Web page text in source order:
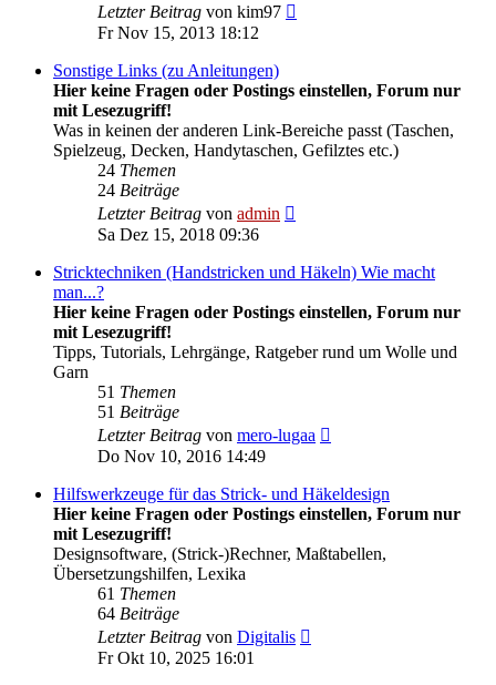
Letzter Beitrag von kim97
Fr Nov 15, 2013 18:12
Sonstige Links (zu Anleitungen)
Hier keine Fragen oder Postings einstellen, Forum nur
mit Lesezugriff!
Was in keinen der anderen Link-Bereiche passt (Taschen,
Spielzeug, Decken, Handytaschen, Gefilztes etc.)
24 Themen
24 Beiträge
Letzter Beitrag von admin
Sa Dez 15, 2018 09:36
Stricktechniken (Handstricken und Häkeln) Wie macht
man...?
Hier keine Fragen oder Postings einstellen, Forum nur
mit Lesezugriff!
Tipps, Tutorials, Lehrgänge, Ratgeber rund um Wolle und
Garn
51 Themen
51 Beiträge
Letzter Beitrag von mero-lugaa
Do Nov 10, 2016 14:49
Hilfswerkzeuge für das Strick- und Häkeldesign
Hier keine Fragen oder Postings einstellen, Forum nur
mit Lesezugriff!
Designsoftware, (Strick-)Rechner, Maßtabellen,
Übersetzungshilfen, Lexika
61 Themen
64 Beiträge
Letzter Beitrag von Digitalis
Fr Okt 10, 2025 16:01